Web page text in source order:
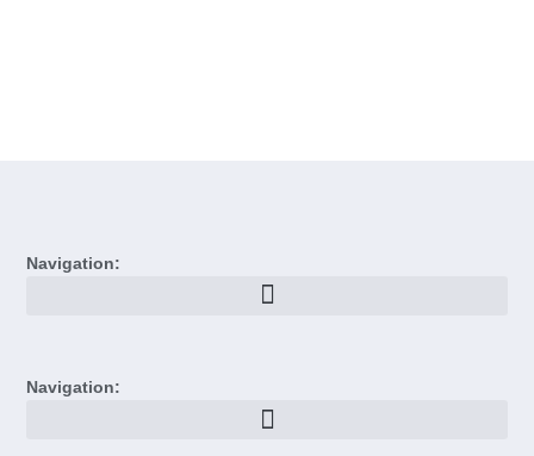
Navigation:
Navigation: